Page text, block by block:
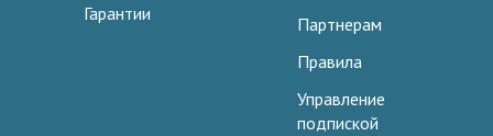
Гарантии
Партнерам
Правила
Управление
подпиской